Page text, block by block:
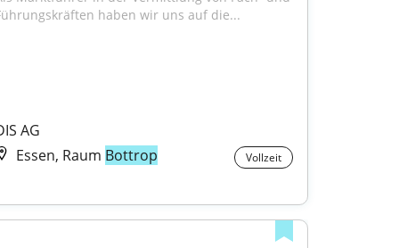
haben wir uns auf die...
AG
Essen, Raum Bottrop Vollzeit